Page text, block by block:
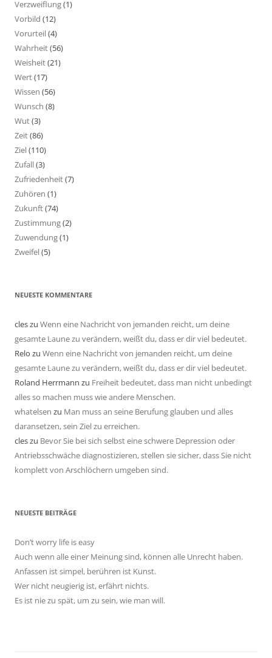
Verzweiflung(1)
Vorbild (12)
Vorurteil(4)
Wahrheit(56)
Weisheit(21)
Wert(17)
Wissen (56)
Wunsch (8)
Wut(3)
Zeit(86)
Ziel(110)
Zufall(3)
Zufriedenheit(7)
Zuhören (1)
Zukunft(74)
Zustimmung(2)
Zuwendung(1)
Zweifel(5)
NEUESTE KOMMENTARE
cleszu Wenn eine Nachricht von jemanden reicht, um deine
gesamte Laune zu verändern, weißt du, dass er dir viel bedeutet.
Relo zu Wenn eine Nachricht von jemanden reicht, um deine
gesamte Laune zu verändern, weißt du, dass er dir viel bedeutet.
Roland Herrmann zu Freiheit bedeutet, dass man nicht unbedingt
alles so machen muss wie andere Menschen.
whatelsen zu Man muss an seine Berufung glauben und alles
daransetzen, sein Ziel zu erreichen.
cleszu Bevor Sie bei sich selbst eine schwere Depression oder
Antriebsschwäche diagnostizieren, stellen sie sicher, dass Sie nicht
komplett von Arschlöchern umgeben sind.
NEUESTE BEITRÄGE
Don’t worry life is easy
Auch wenn alle einer Meinung sind, können alle Unrecht haben.
Anfassen ist simpel, berühren ist Kunst.
Wer nicht neugierig ist, erfährt nichts.
Es ist nie zu spät, um zu sein, wie man will.